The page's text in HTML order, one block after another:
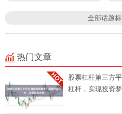
全部话题
热门文章
股票杠杆第三方
杠杆，实现投资